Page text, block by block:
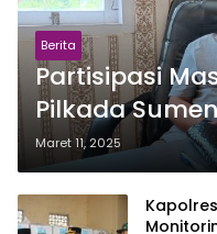
Berita
Partisipasi
Pilkada
Persen
Maret 11, 2025